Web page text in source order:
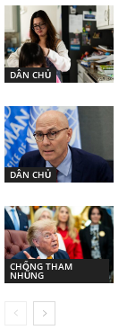
DÂN CHỦ
DÂN CHỦ
CHỐNG THAM
NHŨNG